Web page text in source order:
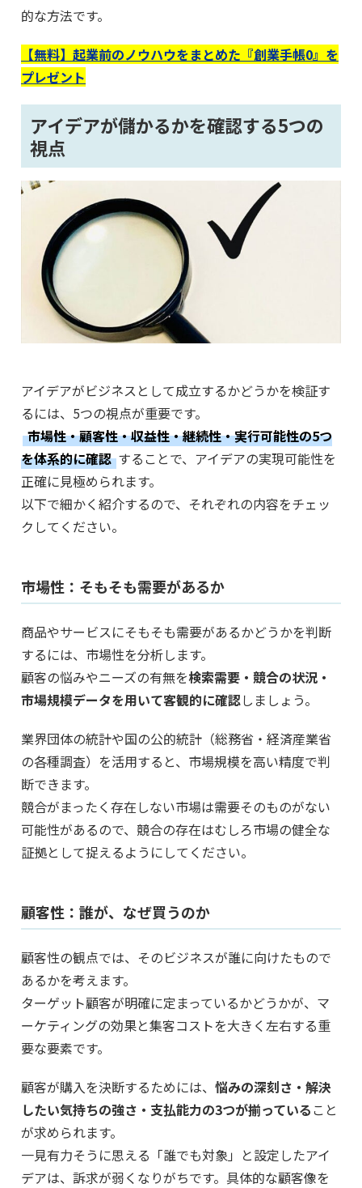
的な方法です。
【無料】起業前のノウハウをまとめた『創業手帳0』を
プレゼント
アイデアが儲かるかを確認する5つの
視点
アイデアがビジネスとして成立するかどうかを検証す
るには、5つの視点が重要です。
市場性・顧客性・収益性・継続性・実行可能性の5つ
を体系的に確認 することで、アイデアの実現可能性を
正確に見極められます。
以下で細かく紹介するので、それぞれの内容をチェッ
クしてください。
市場性：そもそも需要があるか
商品やサービスにそもそも需要があるかどうかを判断
するには、市場性を分析します。
顧客の悩みやニーズの有無を検索需要・競合の状況・
市場規模データを用いて客観的に確認しましょう。
業界団体の統計や国の公的統計（総務省・経済産業省
の各種調査）を活用すると、市場規模を高い精度で判
断できます。
競合がまったく存在しない市場は需要そのものがない
可能性があるので、競合の存在はむしろ市場の健全な
証拠として捉えるようにしてください。
顧客性：誰が、なぜ買うのか
顧客性の観点では、そのビジネスが誰に向けたもので
あるかを考えます。
ターゲット顧客が明確に定まっているかどうかが、マ
ーケティングの効果と集客コストを大きく左右する重
要な要素です。
顧客が購入を決断するためには、 悩みの深刻さ・解決
したい気持ちの強さ・支払能力の3つが揃っている こと
が求められます。
一見有力そうに思える「誰でも対象」と設定したアイ
デアは、訴求が弱くなりがちです。具体的な顧客像を